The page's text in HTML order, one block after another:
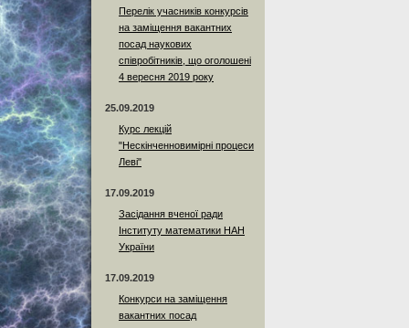
Перелік учасників конкурсів
на заміщення вакантних
посад наукових
співробітників, що оголошені
4 вересня 2019 року
25.09.2019
Курс лекцій
"Нескінченновимірні процеси
Леві"
17.09.2019
Засідання вченої ради
Інституту математики НАН
України
17.09.2019
Конкурси на заміщення
вакантних посад